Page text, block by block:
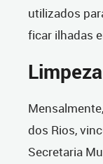
utilizados
ficar ilhadas
dos Rios,
Secretaria